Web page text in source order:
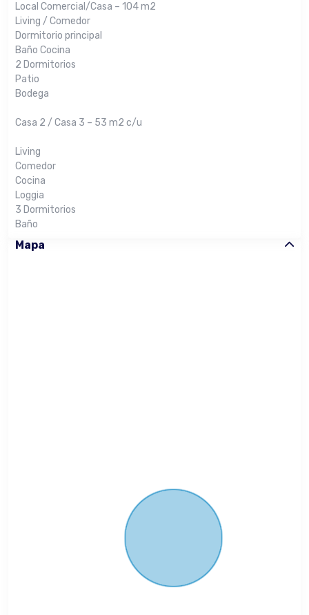
Local Comercial/Casa – 104 m2
Living / Comedor
Dormitorio principal
Baño Cocina
2 Dormitorios
Patio
Bodega
Casa 2 / Casa 3 – 53 m2 c/u
Living
Comedor
Cocina
Loggia
3 Dormitorios
Baño
Mapa